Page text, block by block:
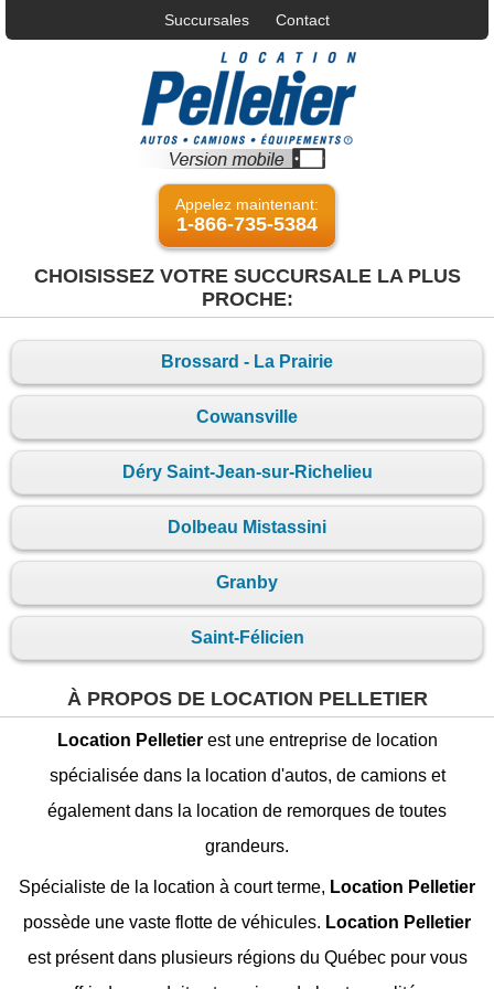
Succursales Contact
Appelez maintenant:
1-866-735-5384
CHOISISSEZ VOTRE SUCCURSALE LA PLUS
PROCHE:
Brossard - La Prairie
Cowansville
Déry Saint-Jean-sur-Richelieu
Dolbeau Mistassini
Granby
Saint-Félicien
À PROPOS DE LOCATION PELLETIER
Location Pelletierest une entreprise de location
spécialisée dans la location d'autos, de camions et
également dans la location de remorques de toutes
grandeurs.
Spécialiste de la location à court terme, Location Pelletier
possède une vaste flotte de véhicules. Location Pelletier
est présent dans plusieurs régions du Québec pour vous